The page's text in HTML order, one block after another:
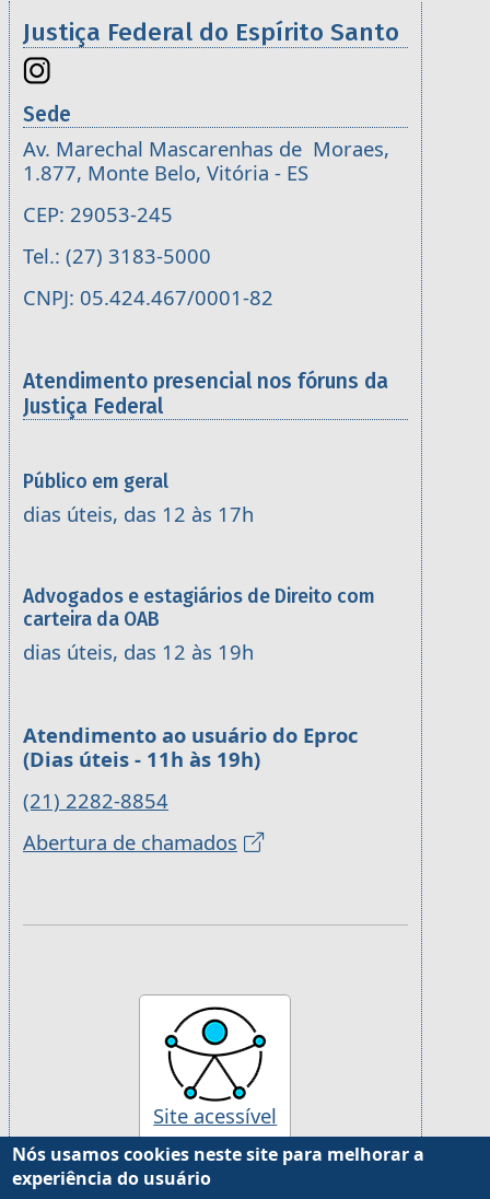
Justiça Federal do Espírito Santo
Sede
Av. Marechal Mascarenhas de Moraes,
1.877, Monte Belo, Vitória - ES
CEP: 29053-245
Tel.: (27) 3183-5000
CNPJ: 05.424.467/0001-82
Atendimento presencial nos fóruns da
Justiça Federal
Público em geral
dias úteis, das 12 às 17h
Advogados e estagiários de Direito com
carteira da OAB
dias úteis, das 12 às 19h
Atendimento ao usuário do Eproc
(Dias úteis - 11h às 19h)
(21) 2282-8854
Abertura de chamados
Site acessível
Desenvolvido pela Justiça Federal da 2ª Região, com
Nós usamos cookies neste site para melhorar a
experiência do usuário